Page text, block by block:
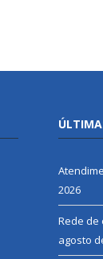
2026
Rede de
agosto